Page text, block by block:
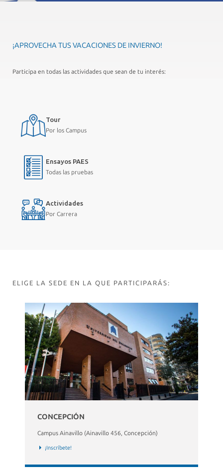
¡APROVECHA TUS VACACIONES DE INVIERNO!
Participa en todas las actividades que sean de tu interés:
Tour
Por los Campus
Ensayos PAES
Todas las pruebas
Actividades
Por Carrera
ELIGE LA SEDE EN LA QUE PARTICIPARÁS:
CONCEPCIÓN
Campus Ainavillo (Ainavillo 456, Concepción)
¡Inscríbete!